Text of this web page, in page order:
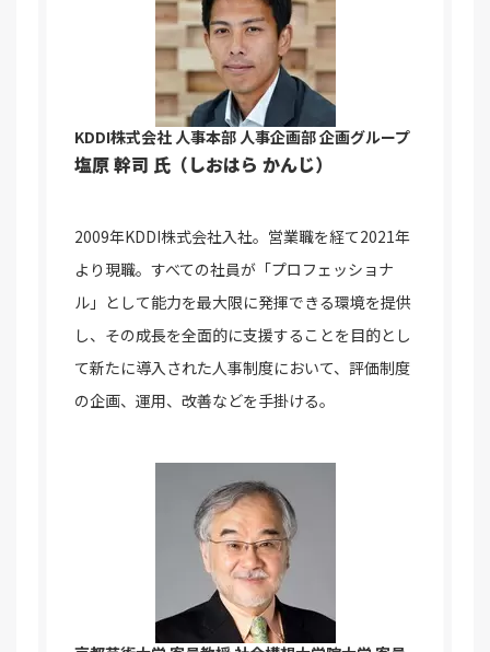
KDDI株式会社人事本部 人事企画部 企画グループ
塩原 幹司 氏（しおはら かんじ）
2009年KDDI株式会社入社。営業職を経て2021年
より現職。すべての社員が「プロフェッショナ
ル」として能力を最大限に発揮できる環境を提供
し、その成長を全面的に支援することを目的とし
て新たに導入された人事制度において、評価制度
の企画、運用、改善などを手掛ける。